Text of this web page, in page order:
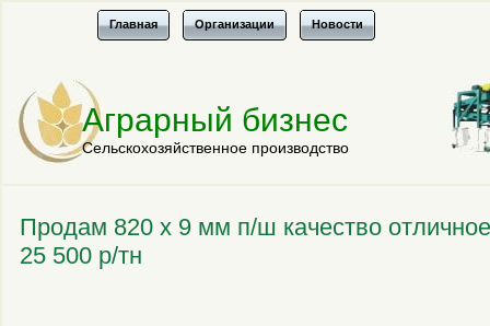
Главная Организации Новости
Аграрный бизнес
Сельскохозяйственное производство
Продам 820 x 9 мм п/ш качество
25 500 р/тн